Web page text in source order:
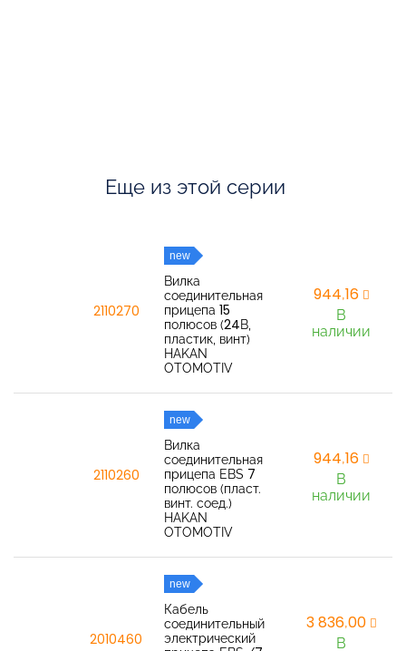
Еще из этой серии
2110270
new
Вилка
соединительная
прицепа 15
полюсов (24В,
пластик, винт)
HAKAN
OTOMOTIV
944,16
В
наличии
2110260
new
Вилка
соединительная
прицепа EBS 7
полюсов (пласт.
винт. соед.)
HAKAN
OTOMOTIV
944,16
В
наличии
2010460
new
Кабель
соединительный
электрический
3 836,00
В